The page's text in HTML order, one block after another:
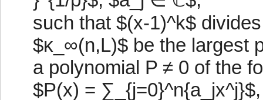
such that $(x-1)^k$
$κ_∞(n,L)$ be the largest
a polynomial P ≠ 0 of the
$P(x) =